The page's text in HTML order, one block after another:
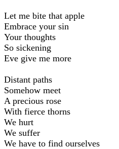
Let me bite that apple
Embrace your sin
Your thoughts
So sickening
Eve give me more
Distant paths
Somehow meet
A precious rose
With fierce thorns
We hurt
We suffer
We have to find ourselves